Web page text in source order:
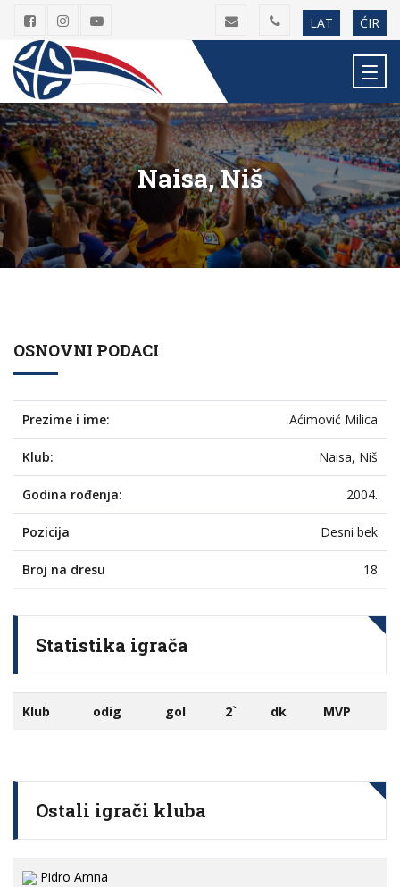
LAT ĆIR
Naisa, Niš
OSNOVNI PODACI
Prezime i ime: Aćimović Milica
Klub: Naisa, Niš
Godina rođenja: 2004.
Pozicija Desni bek
Broj na dresu 18
Statistika igrača
Klub odig gol 2` dk MVP
Ostali igrači kluba
Pidro Amna